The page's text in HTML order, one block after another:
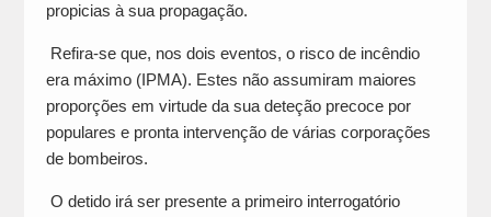
propicias à sua propagação.
Refira-se que, nos dois eventos, o risco de incêndio
era máximo (IPMA). Estes não assumiram maiores
proporções em virtude da sua deteção precoce por
populares e pronta intervenção de várias corporações
de bombeiros.
O detido irá ser presente a primeiro interrogatório